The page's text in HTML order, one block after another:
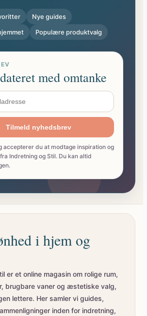
Nye guides
Populære produktvalg
med omtanke
Tilmeld nyhedsbrev
accepterer du at modtage inspiration og
Indretning og Stil. Du kan altid
i hjem og
er et online magasin om rolige rum,
brugbare vaner og æstetiske valg,
lettere. Her samler vi guides,
inden for indretning,